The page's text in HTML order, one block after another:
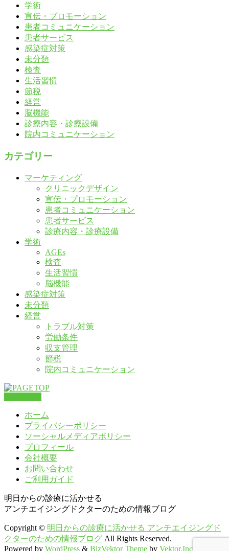
学術
宣伝・プロモーション
患者コミュニケーション
患者サービス
感染症対策
未分類
検査
生活習慣
節税
経営
脳機能
診療内容・診療設備
院内コミュニケーション
カテゴリー
マーケティング
クリニックデザイン
宣伝・プロモーション
患者コミュニケーション
患者サービス
診療内容・診療設備
学術
AGEs
検査
生活習慣
脳機能
感染症対策
未分類
経営
トラブル対策
労働条件
収支管理
節税
院内コミュニケーション
ホーム
プライバシーポリシー
ソーシャルメディアポリシー
プロフィール
会社概要
お問い合わせ
ご利用ガイド
明日からの診療に活かせる
アンチエイジングドクターのための情報ブログ
Copyright © 明日からの診療に活かせる アンチエイジングド
クターのための情報ブログ All Rights Reserved.
Powered by WordPress & BizVektor Theme by Vektor,Inc.